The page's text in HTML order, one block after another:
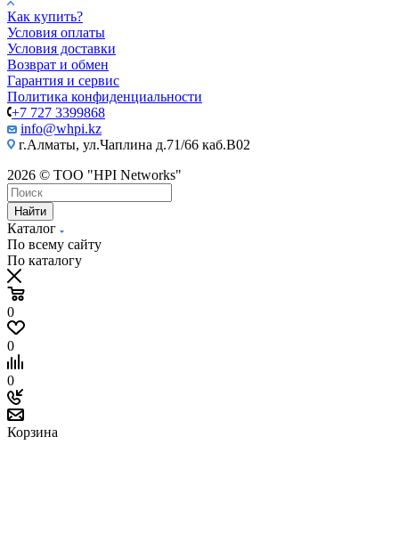
Как купить?
Условия оплаты
Условия доставки
Возврат и обмен
Гарантия и сервис
Политика конфиденциальности
+7 727 3399868
info@whpi.kz
г.Алматы, ул.Чаплина д.71/66 каб.B02
2026 © ТОО "HPI Networks"
Найти
Каталог
По всему сайту
По каталогу
0
0
0
Корзина